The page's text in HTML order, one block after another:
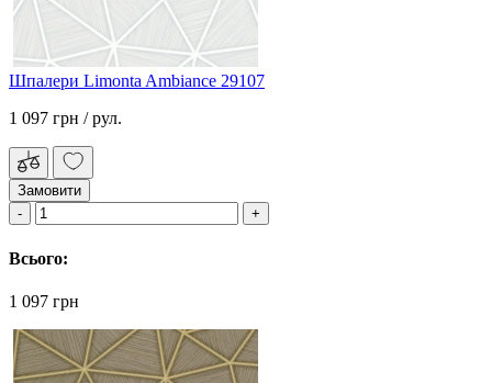
Шпалери Limonta Ambiance 29107
1 097 грн / рул.
Замовити
Всього:
1 097 грн